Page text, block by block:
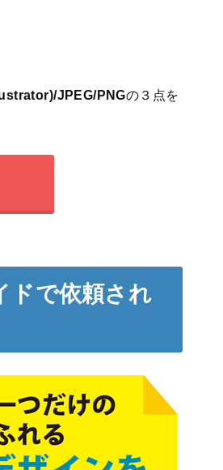
JPEG/PNGの３点を
ドで依頼され